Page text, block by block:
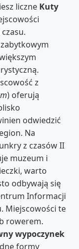
liczne Kuty
z
) oferują
odwiedzić
Na
z czasów II
muzeum i
warto
odbywają się
Informacji
Miejscowości te
rowerem.
wypoczynek
formy